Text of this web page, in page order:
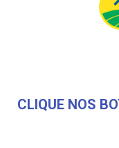
CLIQUE NOS